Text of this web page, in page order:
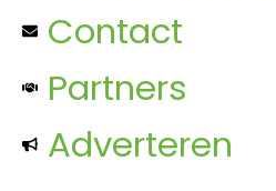
Contact
Partners
Adverteren